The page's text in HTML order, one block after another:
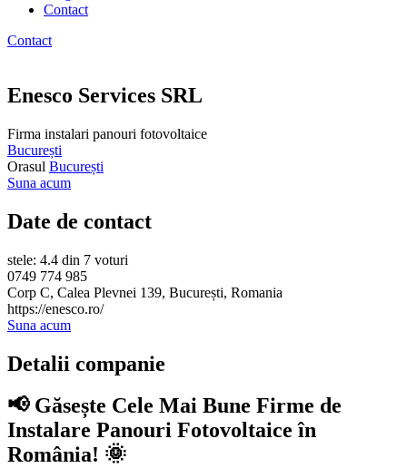
Contact
Contact
Enesco Services SRL
Firma instalari panouri fotovoltaice
București
Orasul București
Suna acum
Date de contact
stele: 4.4 din 7 voturi
0749 774 985
Corp C, Calea Plevnei 139, București, Romania
https://enesco.ro/
Suna acum
Detalii companie
📢 Găsește Cele Mai Bune Firme de
Instalare Panouri Fotovoltaice în
România! 🌞